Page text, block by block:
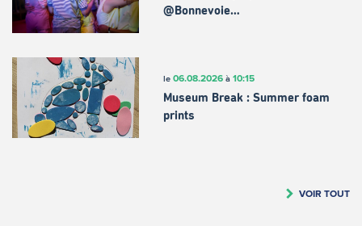
@Bonnevoie…
le 06.08.2026à 10:15
Museum Break : Summer foam
prints
VOIR TOUT